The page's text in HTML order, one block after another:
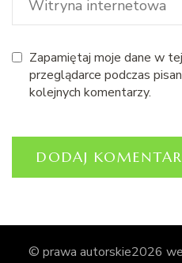
Zapamiętaj moje dane w tej
przeglądarce podczas
kolejnych komentarzy.
© prawa autorskie2026